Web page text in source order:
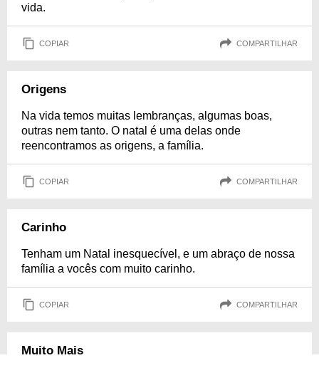
vida.
COPIAR COMPARTILHAR
Origens
Na vida temos muitas lembranças, algumas boas,
outras nem tanto. O natal é uma delas onde
reencontramos as origens, a família.
COPIAR COMPARTILHAR
Carinho
Tenham um Natal inesquecível, e um abraço de nossa
família a vocês com muito carinho.
COPIAR COMPARTILHAR
Muito Mais